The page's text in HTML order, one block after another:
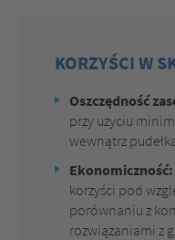
KORZYŚCI W
Oszczędność
przy użyciu
wewnątrz
Ekonomiczność:
korzyści pod
porównaniu z
rozwiązaniami z